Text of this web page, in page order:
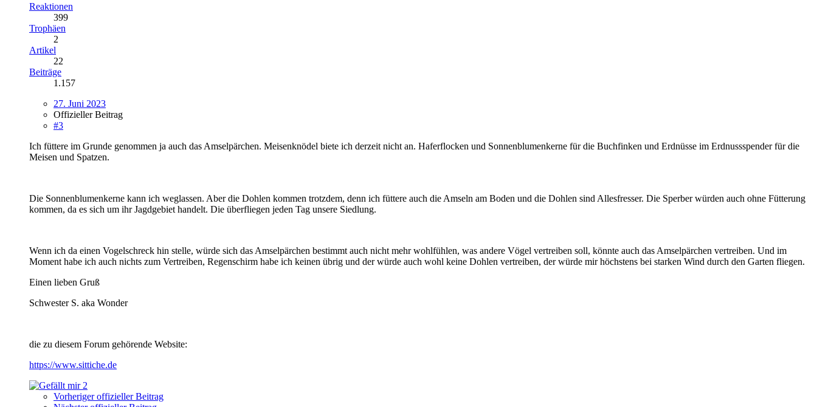
Reaktionen
399
Trophäen
2
Artikel
22
Beiträge
1.157
27. Juni 2023
Offizieller Beitrag
#3
Ich füttere im Grunde genommen ja auch das Amselpärchen. Meisenknödel biete ich derzeit nicht an. Haferflocken und Sonnenblumenkerne für die Buchfinken und Erdnüsse im Erdnussspender für die
Meisen und Spatzen.
Die Sonnenblumenkerne kann ich weglassen. Aber die Dohlen kommen trotzdem, denn ich füttere auch die Amseln am Boden und die Dohlen sind Allesfresser. Die Sperber würden auch ohne Fütterung
kommen, da es sich um ihr Jagdgebiet handelt. Die überfliegen jeden Tag unsere Siedlung.
Wenn ich da einen Vogelschreck hin stelle, würde sich das Amselpärchen bestimmt auch nicht mehr wohlfühlen, was andere Vögel vertreiben soll, könnte auch das Amselpärchen vertreiben. Und im
Moment habe ich auch nichts zum Vertreiben, Regenschirm habe ich keinen übrig und der würde auch wohl keine Dohlen vertreiben, der würde mir höchstens bei starken Wind durch den Garten fliegen.
Einen lieben Gruß
Schwester S. aka Wonder
die zu diesem Forum gehörende Website:
https://www.sittiche.de
2
Vorheriger offizieller Beitrag